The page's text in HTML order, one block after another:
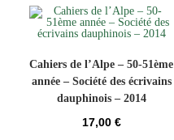
Cahiers de l’Alpe – 50-51ème
année – Société des écrivains
dauphinois – 2014
17,00 €